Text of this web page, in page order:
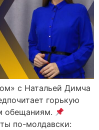
с Натальей Димча
горькую
обещаниям.
по-молдавски: